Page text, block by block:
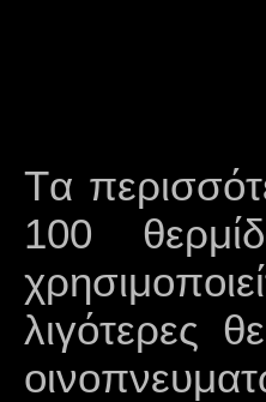
Tα
100
λιγότερες